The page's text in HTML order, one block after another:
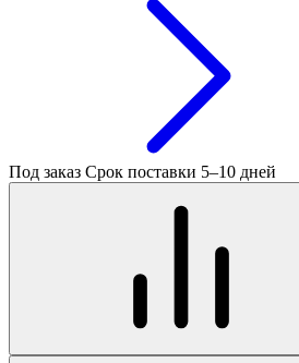
Под заказ Срок поставки 5–10 дней